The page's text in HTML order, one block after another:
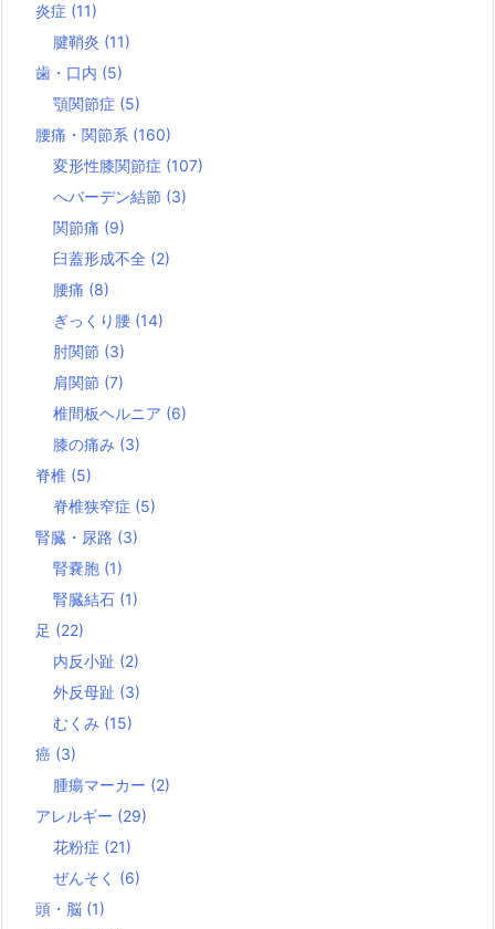
炎症 (11)
腱鞘炎 (11)
歯・口内 (5)
顎関節症 (5)
腰痛・関節系 (160)
変形性膝関節症 (107)
へバーデン結節 (3)
関節痛 (9)
臼蓋形成不全 (2)
腰痛 (8)
ぎっくり腰 (14)
肘関節 (3)
肩関節 (7)
椎間板ヘルニア (6)
膝の痛み (3)
脊椎 (5)
脊椎狭窄症 (5)
腎臓・尿路 (3)
腎嚢胞 (1)
腎臓結石 (1)
足 (22)
内反小趾 (2)
外反母趾 (3)
むくみ (15)
癌 (3)
腫瘍マーカー (2)
アレルギー (29)
花粉症 (21)
ぜんそく (6)
頭・脳 (1)